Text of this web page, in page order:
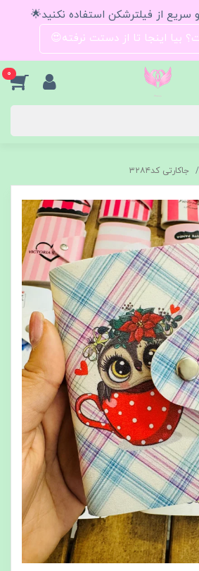
و سریع از فیلترشکن استفاده نکنید🌟
بیا اینجا تا از دستت نرفته😍
0
جاکارتی کد۳۲۸۴